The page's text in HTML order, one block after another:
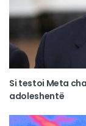
Si testoi Meta
adoleshentë